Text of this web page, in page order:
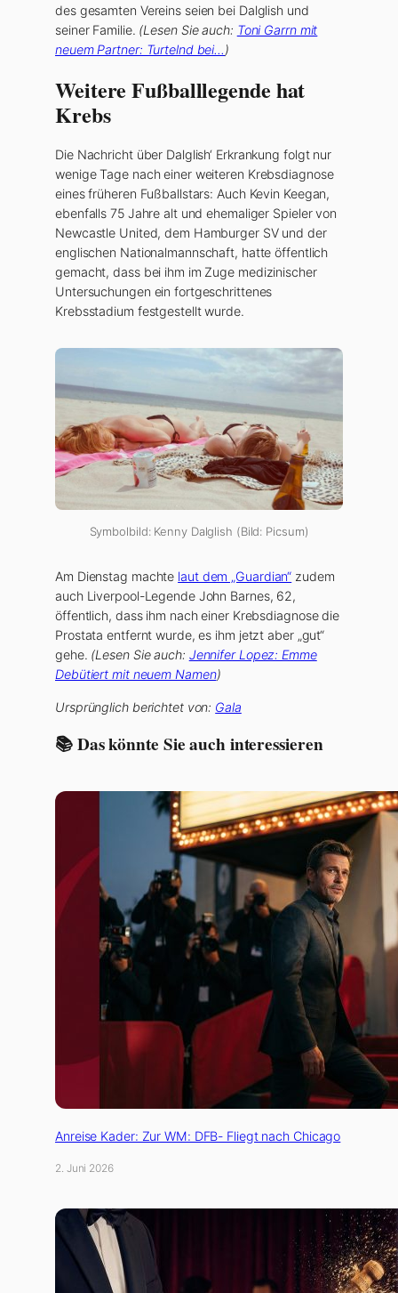
des gesamten Vereins seien bei Dalglish und
seiner Familie. (Lesen Sie auch: Toni Garrn mit
neuem Partner: Turtelnd bei…)
Weitere Fußballlegende hat
Krebs
Die Nachricht über Dalglish‘ Erkrankung folgt nur
wenige Tage nach einer weiteren Krebsdiagnose
eines früheren Fußballstars: Auch Kevin Keegan,
ebenfalls 75 Jahre alt und ehemaliger Spieler von
Newcastle United, dem Hamburger SV und der
englischen Nationalmannschaft, hatte öffentlich
gemacht, dass bei ihm im Zuge medizinischer
Untersuchungen ein fortgeschrittenes
Krebsstadium festgestellt wurde.
Symbolbild: Kenny Dalglish (Bild: Picsum)
Am Dienstag machte laut dem „Guardian“ zudem
auch Liverpool-Legende John Barnes, 62,
öffentlich, dass ihm nach einer Krebsdiagnose die
Prostata entfernt wurde, es ihm jetzt aber „gut“
gehe. (Lesen Sie auch: Jennifer Lopez: Emme
Debütiert mit neuem Namen)
Ursprünglich berichtet von: Gala
📚 Das könnte Sie auch interessieren
Anreise Kader: Zur WM: DFB- Fliegt nach Chicago
2. Juni 2026